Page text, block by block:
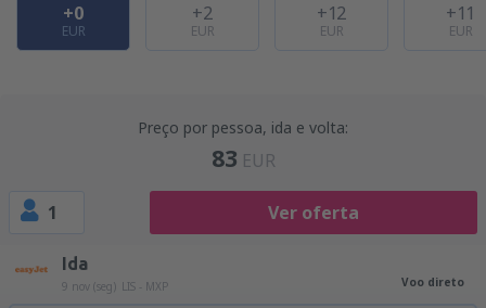
+0
EUR
+2
EUR
+12
EUR
+11
EUR
Preço por pessoa, ida e volta:
83 EUR
1 Ver oferta
Ida
9 nov (seg) LIS - MXP Voo direto